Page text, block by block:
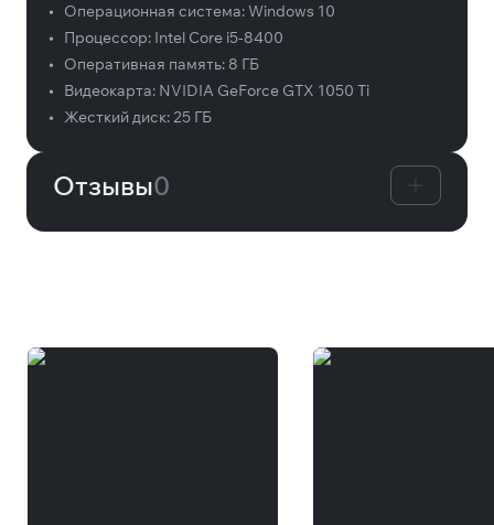
• Операционная система:Windows 10
•
Процессор: Intel Core i5-8400
•
Оперативная память: 8 ГБ
•
Видеокарта: NVIDIA GeForce GTX 1050 Ti
•
Жесткий диск:25 ГБ
Отзывы0